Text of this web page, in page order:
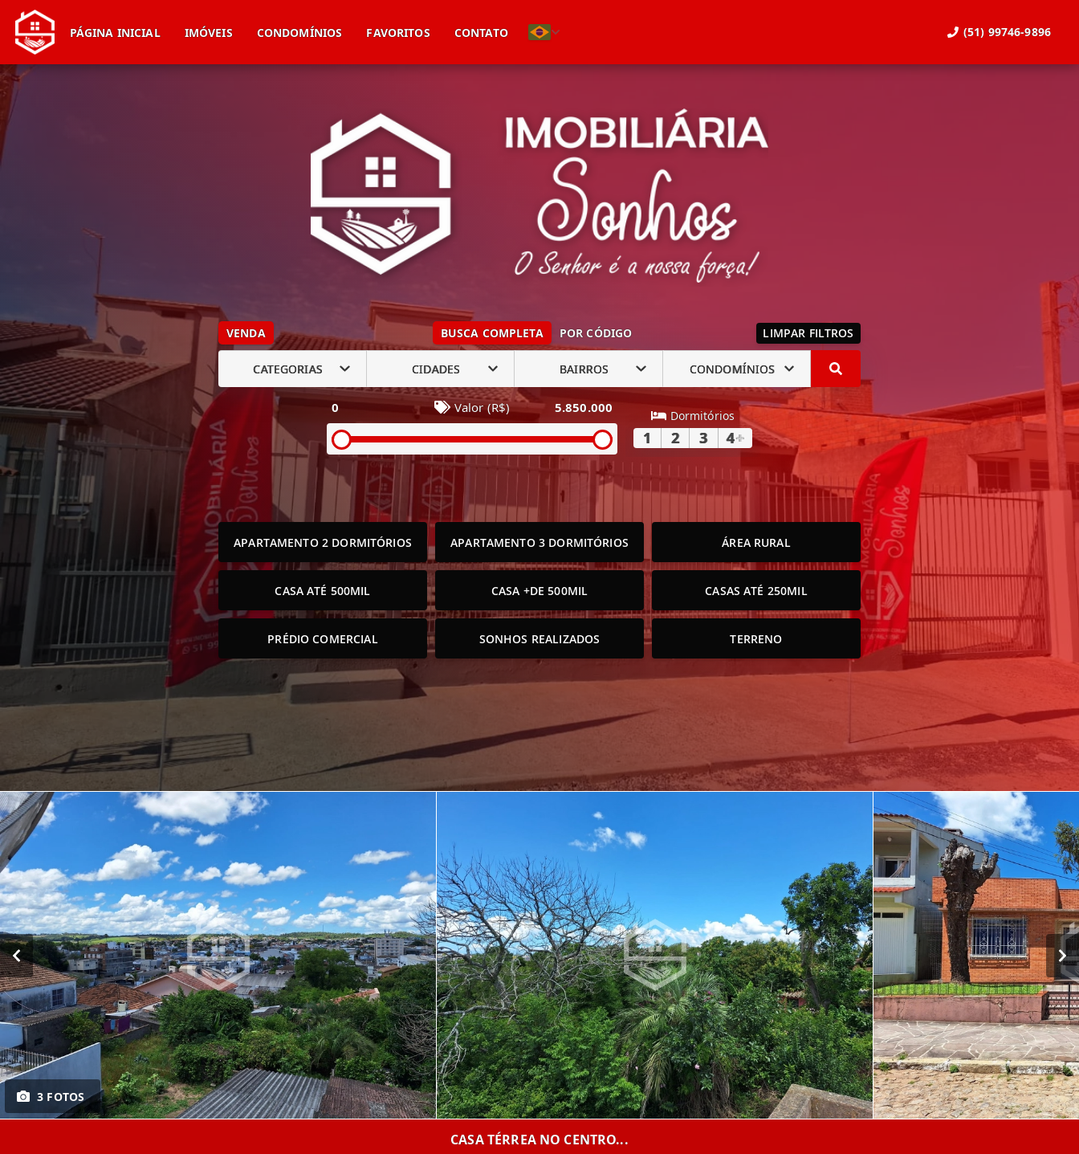
(51) 99746-9896
PÁGINA INICIAL IMÓVEIS CONDOMÍNIOS FAVORITOS CONTATO (51) 99746-9896
VENDA BUSCA COMPLETA POR CÓDIGO LIMPAR FILTROS
CATEGORIAS CIDADES BAIRROS CONDOMÍNIOS
0 Valor (R$) 5.850.000 Dormitórios
1 2 3 4+
APARTAMENTO 2 DORMITÓRIOS APARTAMENTO 3 DORMITÓRIOS ÁREA RURAL
CASA ATÉ 500MIL CASA +DE 500MIL CASAS ATÉ 250MIL
PRÉDIO COMERCIAL SONHOS REALIZADOS TERRENO
3 FOTOS
CASA TÉRREA NO CENTRO...